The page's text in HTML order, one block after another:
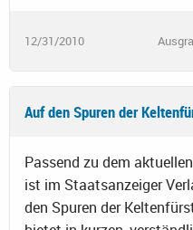
12/31/2010
Auf den Spuren der
Passend zu dem
ist im Staatsanzeiger
den Spuren der